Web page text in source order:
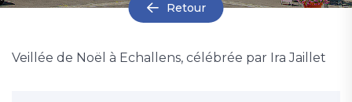
Retour
Veillée de Noël à Echallens, célébrée par Ira Jaillet